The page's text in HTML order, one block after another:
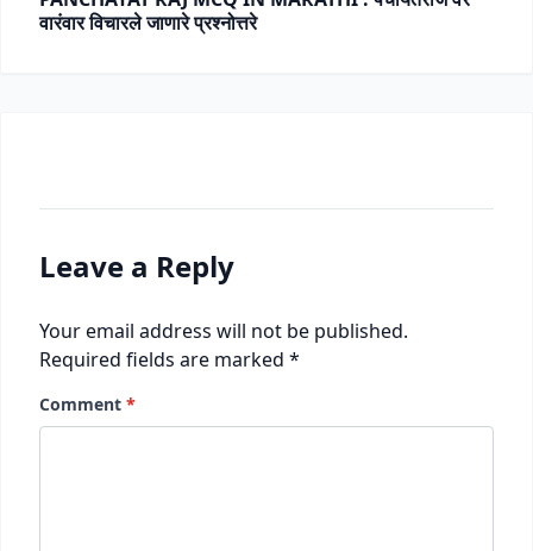
वारंवार विचारले जाणारे प्रश्नोत्तरे
Leave a Reply
Your email address will not be published.
Required fields are marked *
Comment *